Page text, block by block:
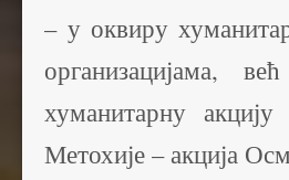
– у оквиру
организацијама,
хуманитарну
Метохије – акција